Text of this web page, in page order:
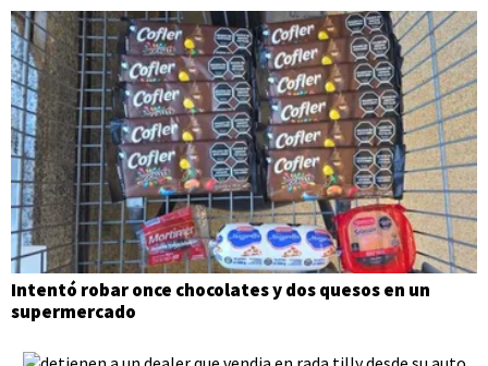
Intentó robar once chocolates y dos quesos en un
supermercado